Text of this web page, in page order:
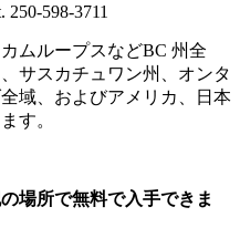
250-598-3711
ムループスなどBC 州全
サスカチュワン州、オンタ
域、およびアメリカ、日本
す。
場所で無料で入手できま